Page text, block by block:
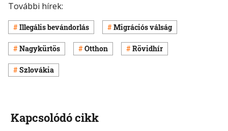
További hírek:
Illegális bevándorlás Migrációs válság
Nagykürtös Otthon Rövidhír
Szlovákia
Kapcsolódó cikk